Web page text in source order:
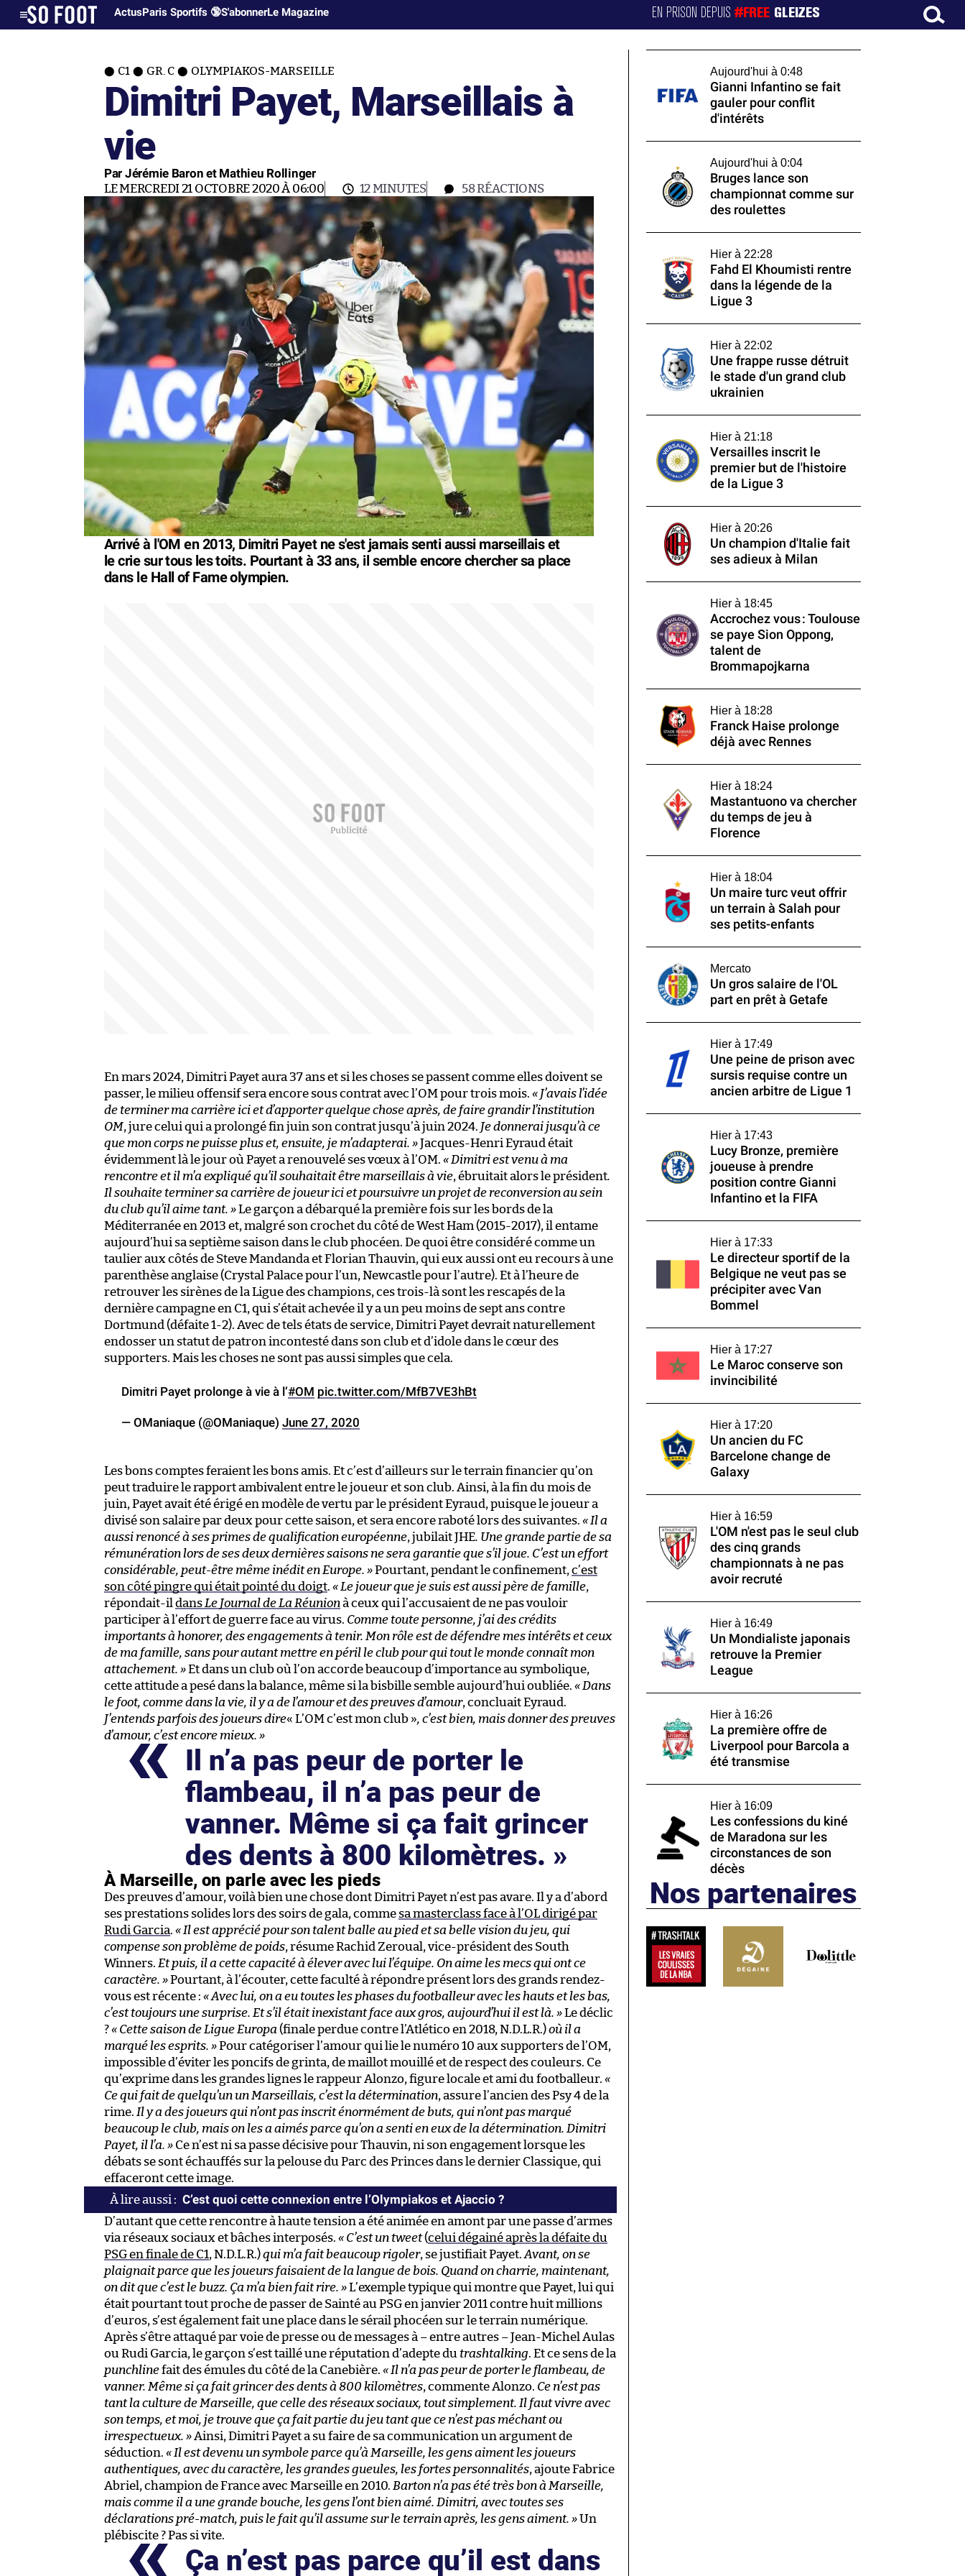
ActusParis Sportifs 🔞S'abonnerLe Magazine EN PRISON DEPUIS#FREE GLEIZES
C1 GR. C OLYMPIAKOS-MARSEILLE
Dimitri Payet, Marseillais à
vie
Par Jérémie Baron et Mathieu Rollinger
LE MERCREDI 21 OCTOBRE 2020 À 06:00 12 MINUTES 58RÉACTIONS
Arrivé à l'OM en 2013, Dimitri Payet ne s'est jamais senti aussi marseillais et
le crie sur tous les toits. Pourtant à 33 ans, il semble encore chercher sa place
dans le Hall of Fame olympien.
En mars 2024, Dimitri Payet aura 37 ans et si les choses se passent comme elles doivent se
passer, le milieu offensif sera encore sous contrat avec l’OM pour trois mois. « J’avais l’idée
de terminer ma carrière ici et d’apporter quelque chose après, de faire grandir l’institution
OM, jure celui qui a prolongé fin juin son contrat jusqu’à juin 2024. Je donnerai jusqu’à ce
que mon corps ne puisse plus et, ensuite, je m’adapterai. »Jacques-Henri Eyraud était
évidemment là le jour où Payet a renouvelé ses vœux à l’OM. « Dimitri est venu à ma
rencontre et il m’a expliqué qu’il souhaitait être marseillais à vie, ébruitait alors le président.
Il souhaite terminer sa carrière de joueur ici et poursuivre un projet de reconversion au sein
du club qu’il aime tant. »Le garçon a débarqué la première fois sur les bords de la
Méditerranée en 2013 et, malgré son crochet du côté de West Ham (2015-2017), il entame
aujourd’hui sa septième saison dans le club phocéen. De quoi être considéré comme un
taulier aux côtés de Steve Mandanda et Florian Thauvin, qui eux aussi ont eu recours à une
parenthèse anglaise (Crystal Palace pour l’un, Newcastle pour l’autre). Et à l’heure de
retrouver les sirènes de la Ligue des champions, ces trois-là sont les rescapés de la
dernière campagne en C1, qui s’était achevée il y a un peu moins de sept ans contre
Dortmund (défaite 1-2). Avec de tels états de service, Dimitri Payet devrait naturellement
endosser un statut de patron incontesté dans son club et d’idole dans le cœur des
supporters. Mais les choses ne sont pas aussi simples que cela.
Dimitri Payet prolonge à vie à l’#OM pic.twitter.com/MfB7VE3hBt
— OManiaque (@OManiaque) June 27, 2020
Les bons comptes feraient les bons amis. Et c’est d’ailleurs sur le terrain financier qu’on
peut traduire le rapport ambivalent entre le joueur et son club. Ainsi, à la fin du mois de
juin, Payet avait été érigé en modèle de vertu par le président Eyraud, puisque le joueur a
divisé son salaire par deux pour cette saison, et sera encore raboté lors des suivantes. « Il a
aussi renoncé à ses primes de qualification européenne, jubilait JHE. Une grande partie de sa
rémunération lors de ses deux dernières saisons ne sera garantie que s’il joue. C’est un effort
considérable, peut-être même inédit en Europe. »Pourtant, pendant le confinement, c’est
son côté pingre qui était pointé du doigt. « Le joueur que je suis est aussi père de famille,
répondait-il dans Le Journal de La Réunionà ceux qui l’accusaient de ne pas vouloir
participer à l’effort de guerre face au virus. Comme toute personne, j’ai des crédits
importants à honorer, des engagements à tenir. Mon rôle est de défendre mes intérêts et ceux
de ma famille, sans pour autant mettre en péril le club pour qui tout le monde connaît mon
attachement. »Et dans un club où l’on accorde beaucoup d’importance au symbolique,
cette attitude a pesé dans la balance, même si la bisbille semble aujourd’hui oubliée. « Dans
le foot, comme dans la vie, il y a de l’amour et des preuves d’amour, concluait Eyraud.
J’entends parfois des joueurs dire« L’OM c’est mon club », c’est bien, mais donner des preuves
d’amour, c’est encore mieux. »
Il n’a pas peur de porter le
flambeau, il n’a pas peur de
vanner. Même si ça fait grincer
des dents à 800 kilomètres.
À Marseille, on parle avec les pieds
Des preuves d’amour, voilà bien une chose dont Dimitri Payet n’est pas avare. Il y a d’abord
ses prestations solides lors des soirs de gala, comme sa masterclass face à l’OL dirigé par
Rudi Garcia. « Il est apprécié pour son talent balle au pied et sa belle vision du jeu, qui
compense son problème de poids, résume Rachid Zeroual, vice-président des South
Winners. Et puis, il a cette capacité à élever avec lui l’équipe. On aime les mecs qui ont ce
caractère. »Pourtant, à l’écouter, cette faculté à répondre présent lors des grands rendez-
vous est récente : « Avec lui, on a eu toutes les phases du footballeur avec les hauts et les bas,
c’est toujours une surprise. Et s’il était inexistant face aux gros, aujourd’hui il est là. »Le déclic
?« Cette saison de Ligue Europa (finale perdue contre l’Atlético en 2018, N.D.L.R.)où il a
marqué les esprits. »Pour catégoriser l’amour qui lie le numéro 10 aux supporters de l’OM,
impossible d’éviter les poncifs de grinta, de maillot mouillé et de respect des couleurs. Ce
qu’exprime dans les grandes lignes le rappeur Alonzo, figure locale et ami du footballeur. «
Ce qui fait de quelqu’un un Marseillais, c’est la détermination, assure l’ancien des Psy 4 de la
rime. Il y a des joueurs qui n’ont pas inscrit énormément de buts, qui n’ont pas marqué
beaucoup le club, mais on les a aimés parce qu’on a senti en eux de la détermination. Dimitri
Payet, il l’a. » Ce n’est ni sa passe décisive pour Thauvin, ni son engagement lorsque les
débats se sont échauffés sur la pelouse du Parc des Princes dans le dernier Classique, qui
effaceront cette image.
C’est quoi cette connexion entre l’Olympiakos et Ajaccio ?
D’autant que cette rencontre à haute tension a été animée en amont par une passe d’armes
via réseaux sociaux et bâches interposés. « C’est un tweet(celui dégainé après la défaite du
PSG en finale de C1, N.D.L.R.)qui m’a fait beaucoup rigoler, se justifiait Payet. Avant, on se
plaignait parce que les joueurs faisaient de la langue de bois. Quand on charrie, maintenant,
on dit que c’est le buzz. Ça m’a bien fait rire. »L’exemple typique qui montre que Payet, lui qui
était pourtant tout proche de passer de Sainté au PSG en janvier 2011 contre huit millions
d’euros, s’est également fait une place dans le sérail phocéen sur le terrain numérique.
Après s’être attaqué par voie de presse ou de messages à – entre autres – Jean-Michel Aulas
ou Rudi Garcia, le garçon s’est taillé une réputation d’adepte du trashtalking. Et ce sens de la
punchlinefait des émules du côté de la Canebière. « Il n’a pas peur de porter le flambeau, de
vanner. Même si ça fait grincer des dents à 800 kilomètres, commente Alonzo. Ce n’est pas
tant la culture de Marseille, que celle des réseaux sociaux, tout simplement. Il faut vivre avec
son temps, et moi, je trouve que ça fait partie du jeu tant que ce n’est pas méchant ou
irrespectueux. »Ainsi, Dimitri Payet a su faire de sa communication un argument de
séduction. « Il est devenu un symbole parce qu’à Marseille, les gens aiment les joueurs
authentiques, avec du caractère, les grandes gueules, les fortes personnalités, ajoute Fabrice
Abriel, champion de France avec Marseille en 2010. Barton n’a pas été très bon à Marseille,
mais comme il a une grande bouche, les gens l’ont bien aimé. Dimitri, avec toutes ses
déclarations pré-match, puis le fait qu’il assume sur le terrain après, les gens aiment. »Un
plébiscite ? Pas si vite.
Ça n’est pas parce qu’il est dans
Aujourd'hui à 0:48
Gianni Infantino se fait
gauler pour conflit
d'intérêts
Aujourd'hui à 0:04
Bruges lance son
championnat comme sur
des roulettes
Hier à 22:28
Fahd El Khoumisti rentre
dans la légende de la
Ligue 3
Hier à 22:02
Une frappe russe détruit
le stade d'un grand club
ukrainien
Hier à 21:18
Versailles inscrit le
premier but de l'histoire
de la Ligue 3
Hier à 20:26
Un champion d'Italie fait
ses adieux à Milan
Hier à 18:45
Accrochez vous : Toulouse
se paye Sion Oppong,
talent de
Brommapojkarna
Hier à 18:28
Franck Haise prolonge
déjà avec Rennes
Hier à 18:24
Mastantuono va chercher
du temps de jeu à
Florence
Hier à 18:04
Un maire turc veut offrir
un terrain à Salah pour
ses petits-enfants
Mercato
Un gros salaire de l'OL
part en prêt à Getafe
Hier à 17:49
Une peine de prison avec
sursis requise contre un
ancien arbitre de Ligue 1
Hier à 17:43
Lucy Bronze, première
joueuse à prendre
position contre Gianni
Infantino et la FIFA
Hier à 17:33
Le directeur sportif de la
Belgique ne veut pas se
précipiter avec Van
Bommel
Hier à 17:27
Le Maroc conserve son
invincibilité
Hier à 17:20
Un ancien du FC
Barcelone change de
Galaxy
Hier à 16:59
L'OM n'est pas le seul club
des cinq grands
championnats à ne pas
avoir recruté
Hier à 16:49
Un Mondialiste japonais
retrouve la Premier
League
Hier à 16:26
La première offre de
Liverpool pour Barcola a
été transmise
Hier à 16:09
Les confessions du kiné
de Maradona sur les
circonstances de son
décès
Nos partenaires